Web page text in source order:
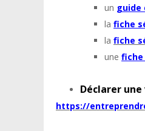
un guide
la fiche
la fiche
une fiche
Déclarer
https://